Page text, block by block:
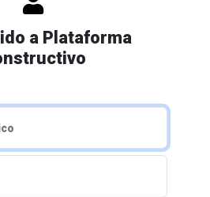
a Plataforma